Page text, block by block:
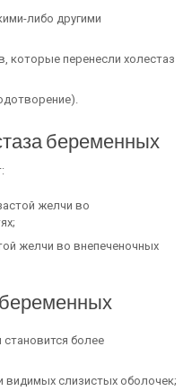
либо другими
которые перенесли холестаз
беременных
желчи во
желчи во внепеченочных
более
слизистых оболочек;